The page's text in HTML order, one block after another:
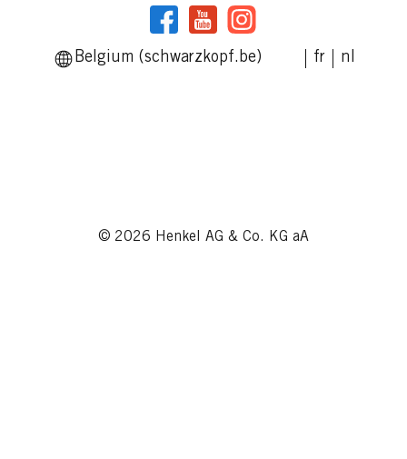
Belgium (schwarzkopf.be) fr nl
© 2026 Henkel AG & Co. KG aA